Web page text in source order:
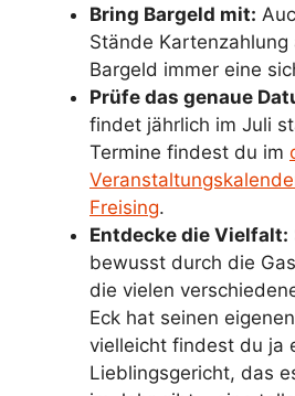
Bring Bargeld mit:
Stände
Bargeld immer eine
Prüfe das genaue
findet jährlich im Juli
Termine findest du im
Freising.
Entdecke die Vielfalt:
bewusst durch die
die vielen
Eck hat seinen
vielleicht findest du ja
Lieblingsgericht, das